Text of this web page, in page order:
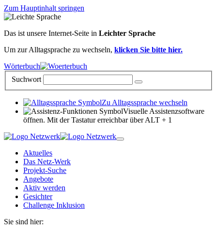
Zum Hauptinhalt springen
Das ist unsere Internet-Seite in Leichter Sprache
Um zur Alltagsprache zu wechseln, klicken Sie bitte hier.
Wörterbuch
Suchwort
Zu Alltagssprache wechseln
Visuelle Assistenzsoftware
öffnen. Mit der Tastatur erreichbar über ALT + 1
Aktuelles
Das Netz-Werk
Projekt-Suche
Angebote
Aktiv werden
Gesichter
Challenge Inklusion
Sie sind hier: